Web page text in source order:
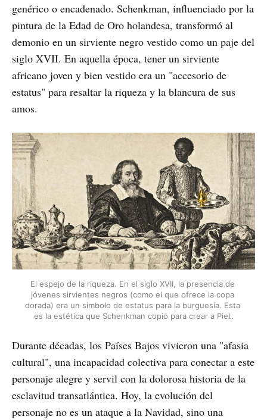
genérico o encadenado. Schenkman, influenciado por la
pintura de la Edad de Oro holandesa, transformó al
demonio en un sirviente negro vestido como un paje del
siglo XVII. En aquella época, tener un sirviente
africano joven y bien vestido era un "accesorio de
estatus" para resaltar la riqueza y la blancura de sus
amos.
El espejo de la riqueza. En el siglo XVII, la presencia de
jóvenes sirvientes negros (como el que ofrece la copa
dorada) era un símbolo de estatus para la burguesía. Esta
es la estética que Schenkman copió para crear a Piet.
Durante décadas, los Países Bajos vivieron una "afasia
cultural", una incapacidad colectiva para conectar a este
personaje alegre y servil con la dolorosa historia de la
esclavitud transatlántica. Hoy, la evolución del
personaje no es un ataque a la Navidad, sino una